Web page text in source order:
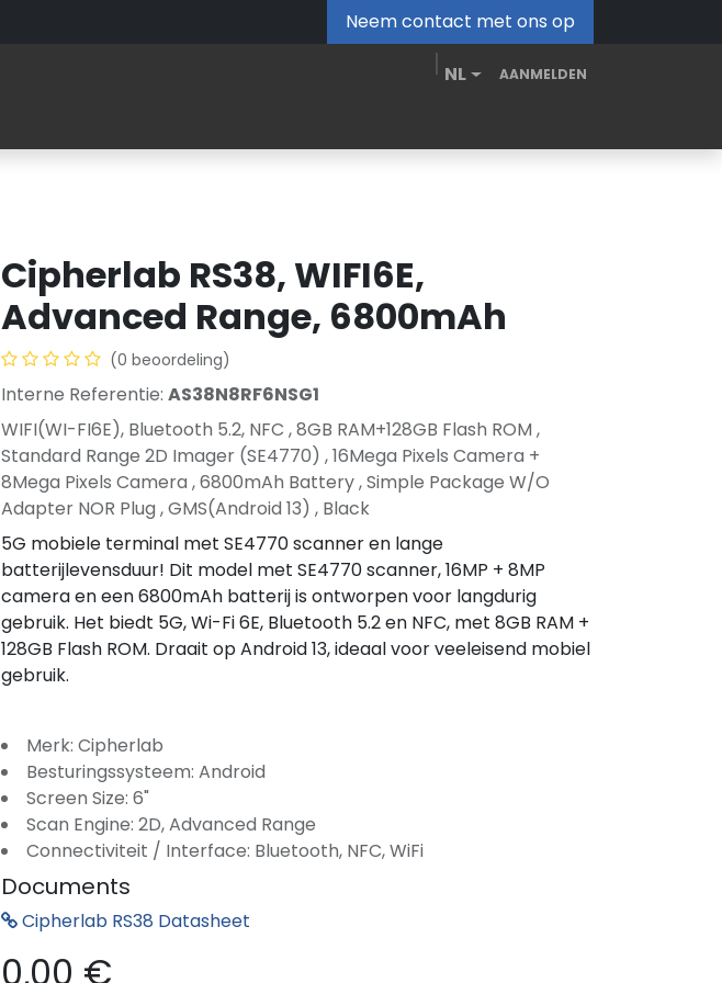
Neem contact met ons op
NL AANMELDEN
Cipherlab RS38, WIFI6E,
Advanced Range, 6800mAh
(0 beoordeling)
Interne Referentie: AS38N8RF6NSG1
WIFI(WI-FI6E), Bluetooth 5.2, NFC , 8GB RAM+128GB Flash ROM ,
Standard Range 2D Imager (SE4770) , 16Mega Pixels Camera +
8Mega Pixels Camera , 6800mAh Battery , Simple Package W/O
Adapter NOR Plug , GMS(Android 13) , Black
5G mobiele terminal met SE4770 scanner en lange
batterijlevensduur! Dit model met SE4770 scanner, 16MP + 8MP
camera en een 6800mAh batterij is ontworpen voor langdurig
gebruik. Het biedt 5G, Wi-Fi 6E, Bluetooth 5.2 en NFC, met 8GB RAM +
128GB Flash ROM. Draait op Android 13, ideaal voor veeleisend mobiel
gebruik.
Merk: Cipherlab
Besturingssysteem: Android
Screen Size: 6"
Scan Engine: 2D, Advanced Range
Connectiviteit / Interface: Bluetooth, NFC, WiFi
Documents
Cipherlab RS38 Datasheet
0,00 €